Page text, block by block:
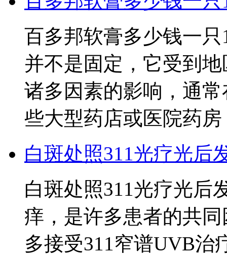
百多邦软膏多少钱一
并不是固定，它受到
诸多因素的影响，通
些大型药店或医院药房
白斑处照311光疗光后
白斑处照311光疗光后
痒，是许多患者的共
多接受311窄谱UVB治